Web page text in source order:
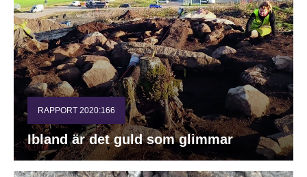
RAPPORT 2020:166
Ibland är det guld som glimmar